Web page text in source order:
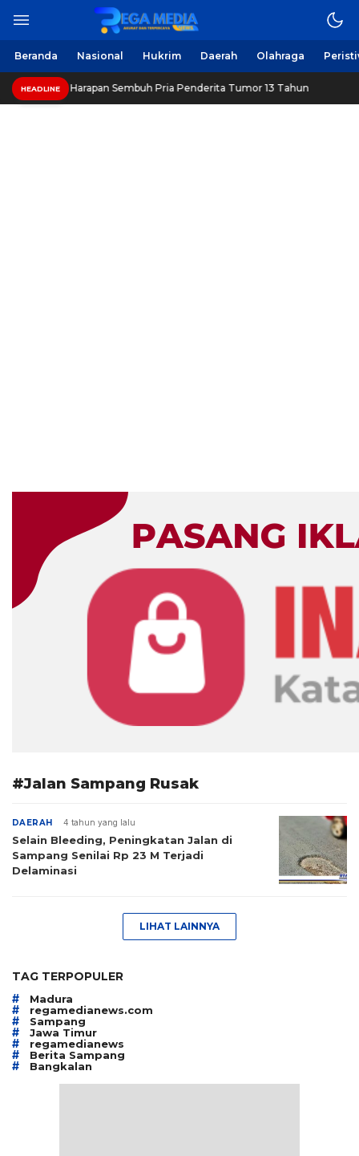
Regamedianews.com
Berita Harian Online
Beranda Nasional Hukrim Daerah Olahraga
HEADLINE
Beri Harapan Sembuh Pria Penderita Tumor 13 Tahun
#Jalan Sampang Rusak
DAERAH 4 tahun yang lalu
Selain Bleeding, Peningkatan Jalan di
Sampang Senilai Rp 23 M Terjadi
Delaminasi
LIHAT LAINNYA
TAG TERPOPULER
# Madura
# regamedianews.com
# Sampang
# Jawa Timur
# regamedianews
# Berita Sampang
# Bangkalan